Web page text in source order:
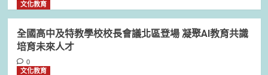
文化教育
全國高中及特教學校校長會議北區登場 凝聚AI教育共識
培育未來人才
0
文化教育